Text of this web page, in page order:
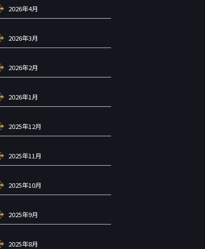
2026年4月
2026年3月
2026年2月
2026年1月
2025年12月
2025年11月
2025年10月
2025年9月
2025年8月